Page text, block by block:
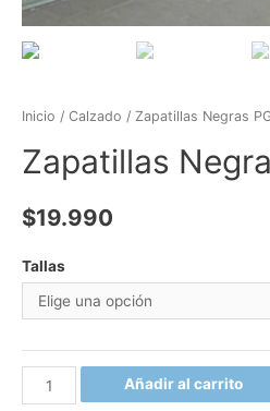
Inicio / Calzado / Zapatillas Negras
Zapatillas
$19.990
Tallas
Añadir al carrito